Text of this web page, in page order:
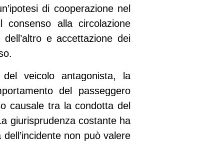
di cooperazione nel
alla circolazione
e accettazione dei
veicolo antagonista, la
del passeggero
causale tra la condotta del
giurisprudenza costante ha
non può valere